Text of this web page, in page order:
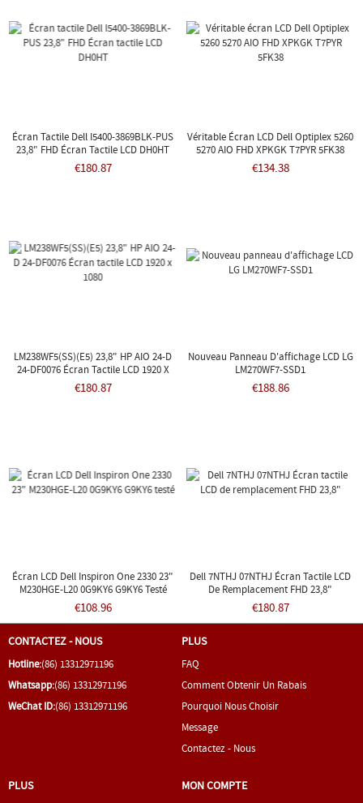
Écran Tactile Dell I5400-3869BLK-PUS
23,8" FHD Écran Tactile LCD DH0HT
€180.87
Véritable Écran LCD Dell Optiplex 5260
5270 AIO FHD XPKGK T7PYR 5FK38
€134.38
LM238WF5(SS)(E5) 23,8" HP AIO 24-D
24-DF0076 Écran Tactile LCD 1920 X
1080
€180.87
Nouveau Panneau D'affichage LCD LG
LM270WF7-SSD1
€188.86
Écran LCD Dell Inspiron One 2330 23"
M230HGE-L20 0G9KY6 G9KY6 Testé
€108.96
Dell 7NTHJ 07NTHJ Écran Tactile LCD
De Remplacement FHD 23,8"
€180.87
CONTACTEZ - NOUS
Hotline:(86) 13312971196
Whatsapp:(86) 13312971196
WeChat ID:(86) 13312971196
PLUS
FAQ
Comment Obtenir Un Rabais
Pourquoi Nous Choisir
Message
Contactez - Nous
PLUS MON COMPTE